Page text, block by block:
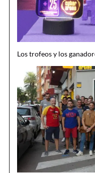
Los trofeos y los